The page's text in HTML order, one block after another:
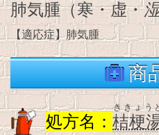
肺気腫（寒・虚・
【適応症】肺気腫
商
処方名： 桔梗
ききょう